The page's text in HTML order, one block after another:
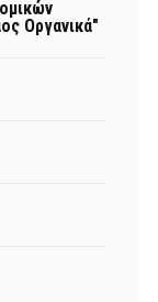
Οργανικά"